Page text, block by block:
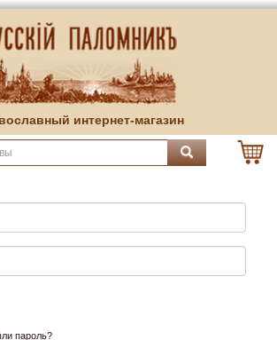
интернет-магазин
пароль?